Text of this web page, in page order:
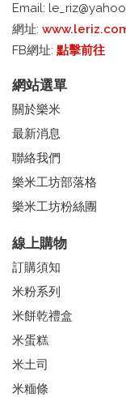
Email:
網址:
FB網址: 點擊前往
網站選單
關於樂米
最新消息
聯絡我們
樂米工坊部落格
樂米工坊粉絲團
線上購物
訂購須知
米粉系列
米餅乾禮盒
米蛋糕
米土司
米糆條